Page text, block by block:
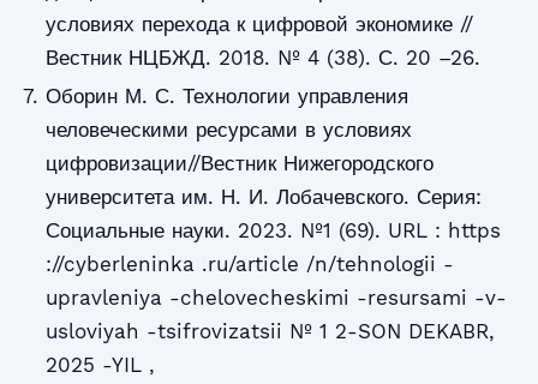
условиях перехода к цифровой экономике //
Вестник НЦБЖД. 2018. № 4 (38). С. 20 –26.
Оборин М. С. Технологии управления
человеческими ресурсами в условиях
цифровизации//Вестник Нижегородского
университета им. Н. И. Лобачевского. Серия:
Социальные науки. 2023. №1 (69). URL : https
://cyberleninka .ru/article /n/tehnologii -
upravleniya -chelovecheskimi -resursami -v-
usloviyah -tsifrovizatsii № 1 2-SON DEKABR,
2025 -YIL ,